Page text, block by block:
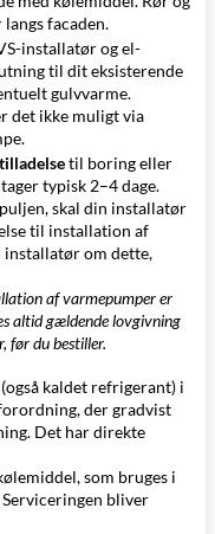
langs facaden.
installatør og el-
til dit eksisterende
gulvvarme.
det ikke muligt via
.
til boring eller
typisk 2–4 dage.
skal din installatør
til installation af
installatør om dette,
af varmepumper er
altid gældende lovgivning
før du bestiller.
kaldet refrigerant) i
der gradvist
Det har direkte
som bruges i
bliver